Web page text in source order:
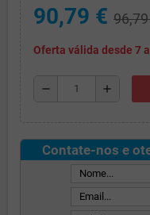
90,79 €
Oferta válida desde 7
remove add
Contate-nos e